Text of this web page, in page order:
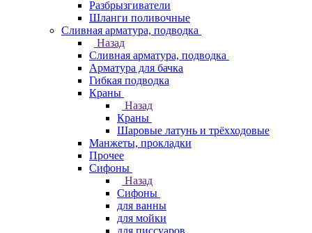
Разбрызгиватели
Шланги поливочные
Сливная арматура, подводка
Назад
Сливная арматура, подводка
Арматура для бачка
Гибкая подводка
Краны
Назад
Краны
Шаровые латунь и трёхходовые
Манжеты, прокладки
Прочее
Сифоны
Назад
Сифоны
для ванны
для мойки
для писсуаров